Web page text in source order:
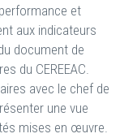
et
aux indicateurs
document de
du CEREEAC.
avec le chef de
une vue
mises en œuvre.